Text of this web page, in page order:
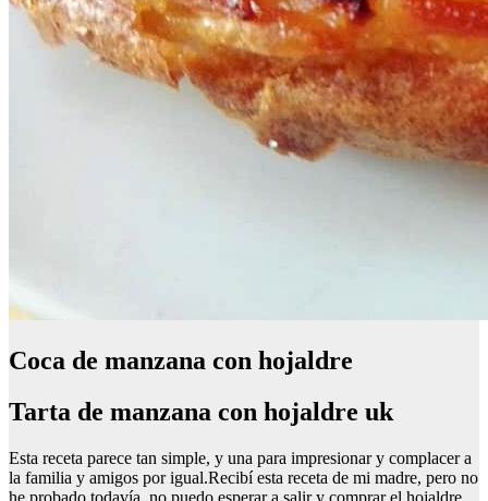
Coca de manzana con hojaldre
Tarta de manzana con hojaldre uk
Esta receta parece tan simple, y una para impresionar y complacer a
la familia y amigos por igual.Recibí esta receta de mi madre, pero no